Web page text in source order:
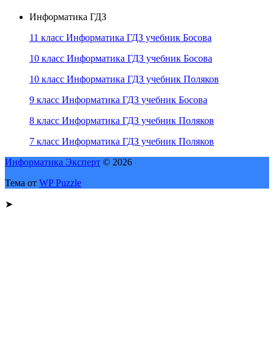
Информатика ГДЗ
11 класс Информатика ГДЗ учебник Босова
10 класс Информатика ГДЗ учебник Босова
10 класс Информатика ГДЗ учебник Поляков
9 класс Информатика ГДЗ учебник Босова
8 класс Информатика ГДЗ учебник Поляков
7 класс Информатика ГДЗ учебник Поляков
Информатика Эксперт © 2026
Тема от WP Puzzle
➤